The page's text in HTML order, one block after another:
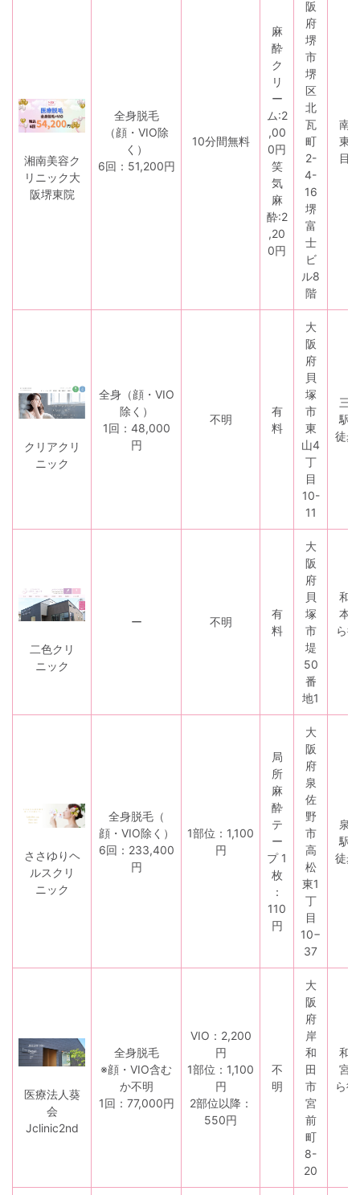
湘南美容ク
リニック大
阪堺東院
全身脱毛
（顔・VIO除
く）
6回：51,200円
10分間無料
麻
酔
ク
リ
ー
ム:2
,00
0円
笑
気
麻
酔:2
,20
0円
阪
府
堺
市
堺
区
北
瓦
町
2-
4-
16
堺
富
士
ビ
ル8
階
南
東
目
クリアクリ
ニック
全身（顔・VIO
除く）
1回：48,000
円
不明
有
料
大
阪
府
貝
塚
市
東
山4
丁
目
10-
11
三
駅
徒
二色クリ
ニック
ー 不明
有
料
大
阪
府
貝
塚
市
堤
50
番
地1
和
本
ら
ささゆりヘ
ルスクリ
ニック
全身脱毛（
顔・VIO除く）
6回：233,400
円
1部位：1,100
円
局
所
麻
酔
テ
ー
プ 1
枚
：
110
円
大
阪
府
泉
佐
野
市
高
松
東1
丁
目
10−
37
泉
駅
徒
医療法人葵
会
Jclinic2nd
全身脱毛
※顔・VIO含む
か不明
1回：77,000円
VIO：2,200
円
1部位：1,100
円
2部位以降：
550円
不
明
大
阪
府
岸
和
田
市
宮
前
町
8-
20
和
宮
ら